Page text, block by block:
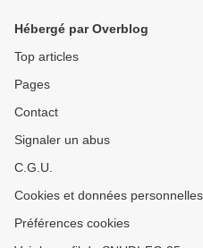
Hébergé par Overblog
Top articles
Pages
Contact
Signaler un abus
C.G.U.
Cookies et données personnelles
Préférences cookies